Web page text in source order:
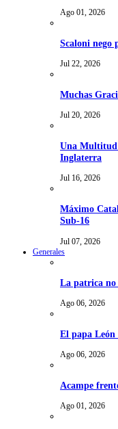
Ago 01, 2026
Scaloni nego
Jul 22, 2026
Muchas
Jul 20, 2026
Una Multitud
Inglaterra
Jul 16, 2026
Máximo
Sub-16
Jul 07, 2026
Generales
La patrica no
Ago 06, 2026
El papa
Ago 06, 2026
Acampe
Ago 01, 2026